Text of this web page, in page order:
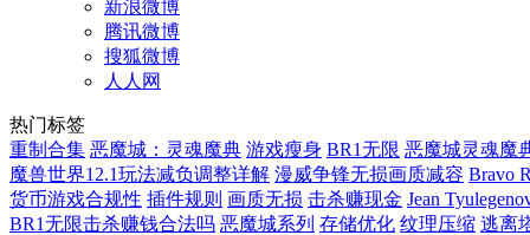
新浪微博
腾讯微博
搜狐微博
人人网
热门标签
重制合集 恶魔城：灵魂魔典 游戏瘦身 BR1无限 恶魔城灵魂魔
魔兽世界12.1玩法减负调整详解 漫威争锋无损画质减容 Bravo
货币游戏合规性 插件规则 画质无损 击杀赚现金 Jean
BR1无限击杀赚钱合法吗 恶魔城系列 存储优化 纹理压缩 逃离